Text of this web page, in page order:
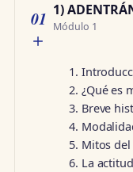
01 1)
Módulo 1
1.
2. ¿Qué es
3. Breve
4.
5. Mitos
6. La